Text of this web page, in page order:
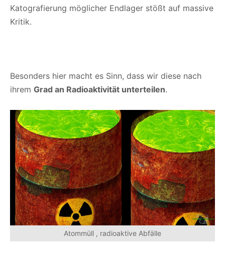
Katografierung möglicher Endlager stößt auf massive
Kritik.
Besonders hier macht es Sinn, dass wir diese nach
ihrem Grad an Radioaktivität unterteilen.
Atommüll , radioaktive Abfälle